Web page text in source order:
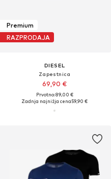
Premium
RAZPRODAJA
DIESEL
Zapestnica
69,90 €
Prvotno: 89,00 €
Zadnja najnižja cena59,90 €